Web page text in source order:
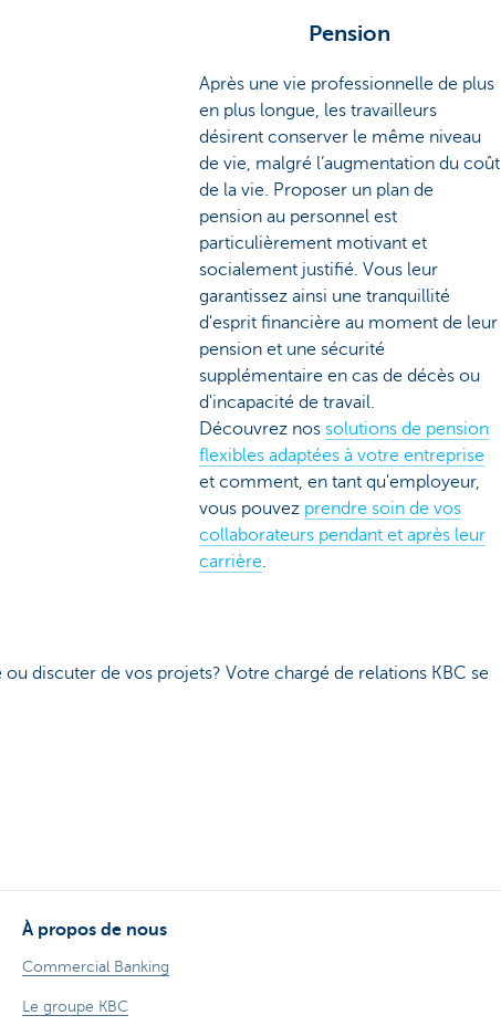
Pension
Après une vie professionnelle de plus
en plus longue, les travailleurs
désirent conserver le même niveau
de vie, malgré l’augmentation du coût
de la vie. Proposer un plan de
pension au personnel est
particulièrement motivant et
socialement justifié. Vous leur
garantissez ainsi une tranquillité
d'esprit financière au moment de leur
pension et une sécurité
supplémentaire en cas de décès ou
d'incapacité de travail.
Découvrez nos solutions de pension
flexibles adaptées à votre entreprise
et comment, en tant qu'employeur,
vous pouvez prendre soin de vos
collaborateurs pendant et après leur
carrière.
discuter de vos projets? Votre chargé de relations KBC se
À propos de nous
Commercial Banking
Le groupe KBC